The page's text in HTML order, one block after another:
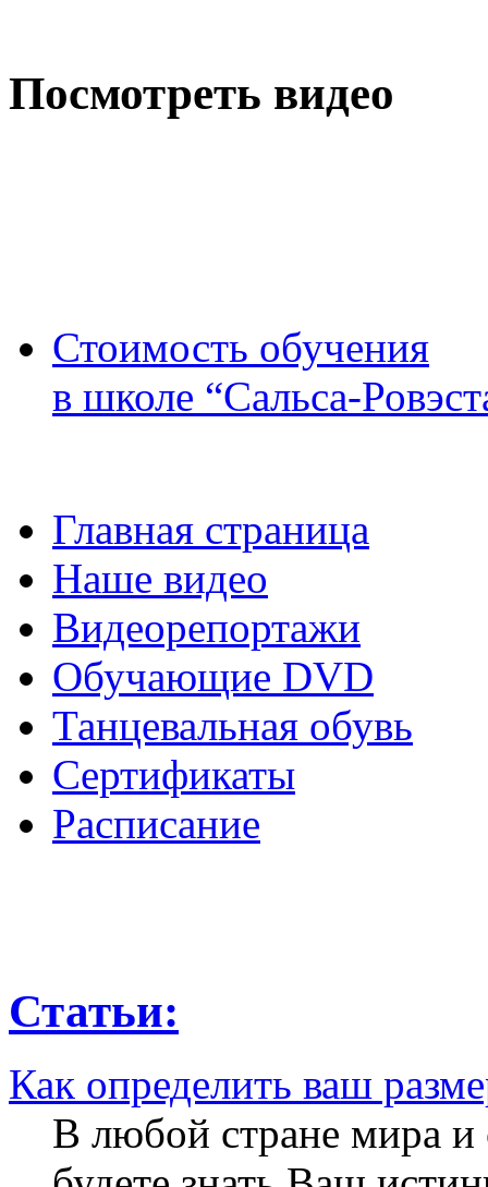
Посмотреть видео
Стоимость обучения
в школе “Сальса-
Главная страница
Наше видео
Видеорепортажи
Обучающие DVD
Танцевальная обувь
Сертификаты
Расписание
Статьи:
Как определить ваш
В любой стране мира